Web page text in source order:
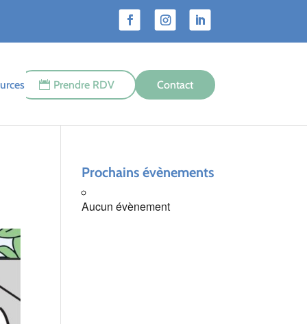
Prendre RDV Contact
Prochains évènements
Aucun évènement